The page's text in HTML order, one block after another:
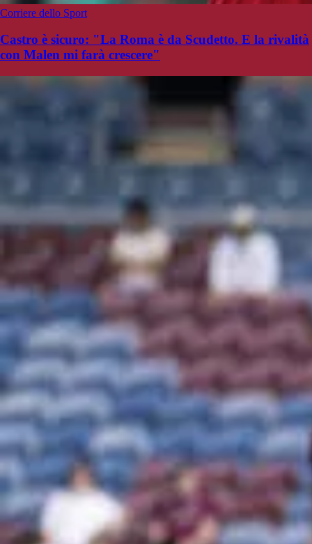
Corriere dello Sport
Castro è sicuro: "La Roma è da Scudetto. E la rivalità
con Malen mi farà crescere"